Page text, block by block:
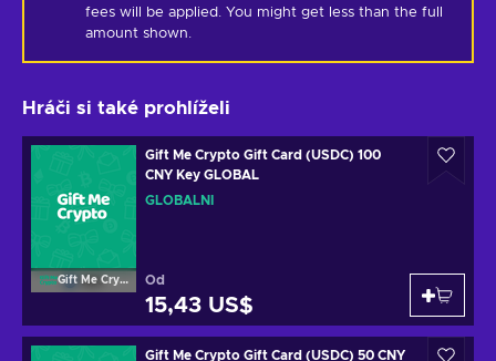
fees will be applied. You might get less than the full
amount shown.
Hráči si také prohlíželi
Gift Me Crypto
Gift Me Crypto Gift Card (USDC) 100
CNY Key GLOBAL
GLOBÁLNÍ
Od
15,43 US$
Gift Me Crypto Gift Card (USDC) 50 CNY